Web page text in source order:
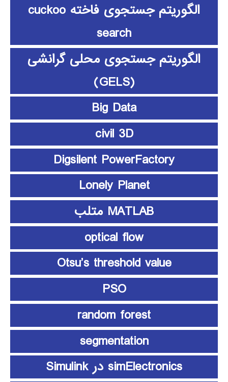
الگوریتم جستجوی فاخته cuckoo
search
الگوریتم جستجوی محلی گرانشی
(GELS)
Big Data
civil 3D
Digsilent PowerFactory
Lonely Planet
MATLAB متلب
optical flow
Otsu’s threshold value
PSO
random forest
segmentation
simElectronics در Simulink